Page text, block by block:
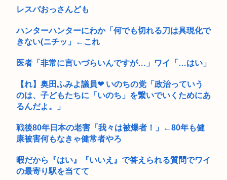
レスバおっさんども
ハンターハンターにわか「何でも切れる刀は具現化で
きない(ニチッ」←これ
医者「非常に言いづらいんですが…」ワイ「…はい」
【れ】奥田ふみよ議員❤‍ いのちの党「政治っていう
のは、子どもたちに「いのち」を繋いでいくためにあ
るんだよ。」
戦後80年日本の老害「我々は被爆者！」←80年も健
康被害何もなきゃ健常者やろ
暇だから『はい』『いいえ』で答えられる質問でワイ
の最寄り駅を当てて